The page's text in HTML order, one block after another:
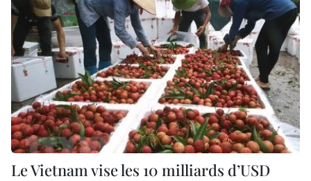
Le Vietnam vise les 10 milliards d’USD